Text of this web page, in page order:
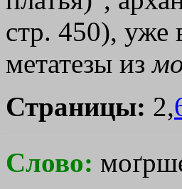
стр. 450), уже
метатезы из
Страницы: 2,
Слово: